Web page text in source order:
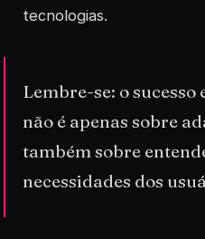
tecnologias.
Lembre-se: o
não é apenas sobre
também sobre
necessidades dos